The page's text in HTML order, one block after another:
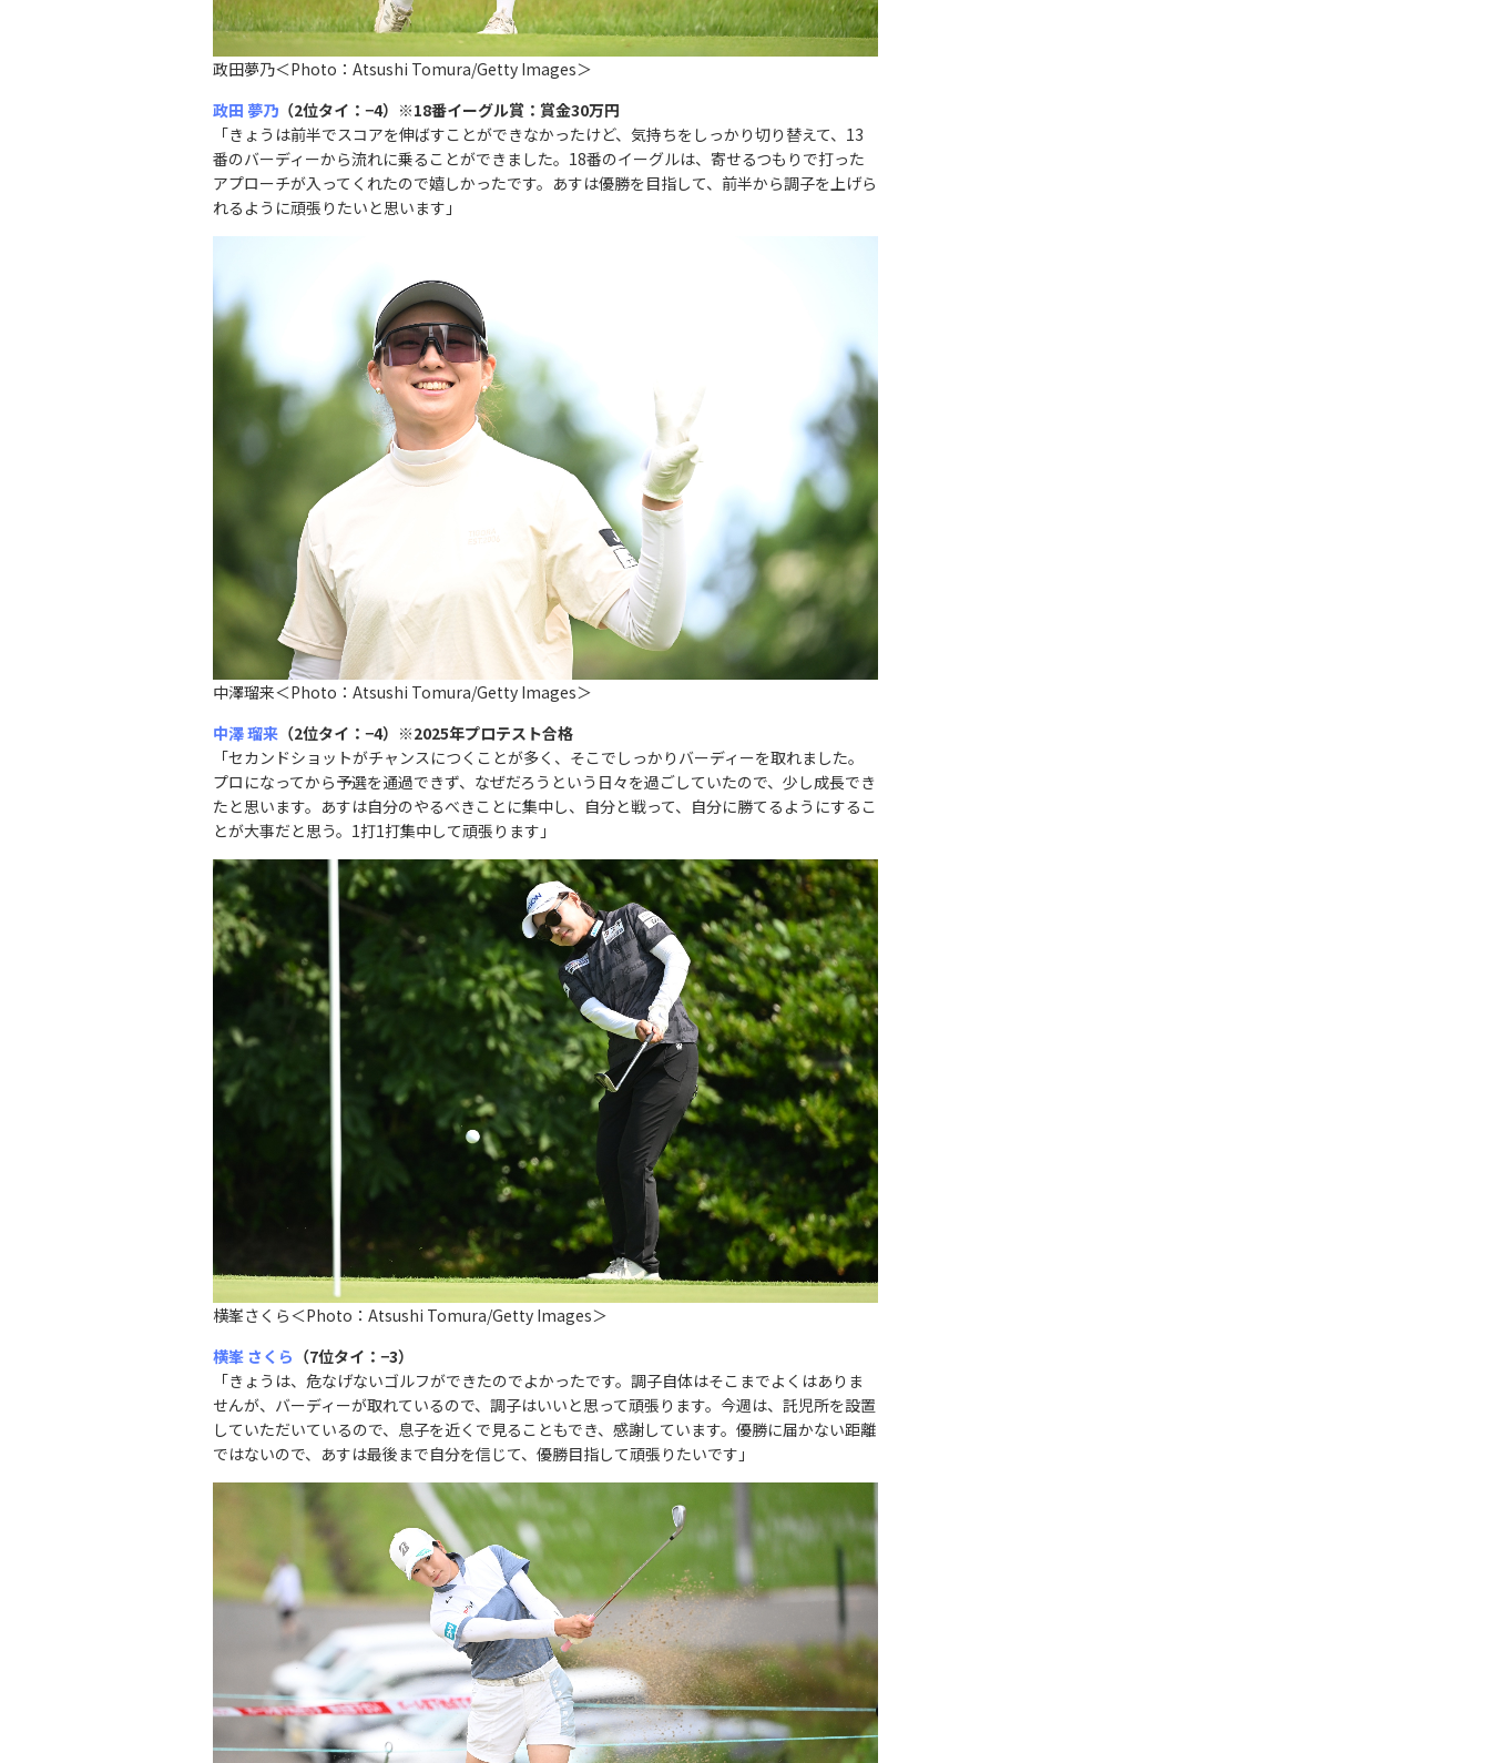
政田夢乃＜Photo：Atsushi Tomura/Getty Images＞
政田 夢乃 （2位タイ： −4）※18番イーグル賞：賞金30万円
「きょうは前半でスコアを伸ばすことができなかったけど、気持ちをしっかり切り替えて、13
番のバーディーから流れに乗ることができました。18番のイーグルは、寄せるつもりで打った
アプローチが入ってくれたので嬉しかったです。あすは優勝を目指して、前半から調子を上げら
れるように頑張りたいと思います」
中澤瑠来＜Photo：Atsushi Tomura/Getty Images＞
中澤 瑠来 （2位タイ： −4）※2025年プロテスト合格
「セカンドショットがチャンスにつくことが多く、そこでしっかりバーディーを取れました。
プロになってから予選を通過できず、なぜだろうという日々を過ごしていたので、少し成長でき
たと思います。あすは自分のやるべきことに集中し、自分と戦って、自分に勝てるようにするこ
とが大事だと思う。1打1打集中して頑張ります」
横峯さくら＜Photo：Atsushi Tomura/Getty Images＞
横峯 さくら （7位タイ： −3）
「きょうは、危なげないゴルフができたのでよかったです。調子自体はそこまでよくはありま
せんが、バーディーが取れているので、調子はいいと思って頑張ります。今週は、託児所を設置
していただいているので、息子を近くで見ることもでき、感謝しています。優勝に届かない距離
ではないので、あすは最後まで自分を信じて、優勝目指して頑張りたいです」